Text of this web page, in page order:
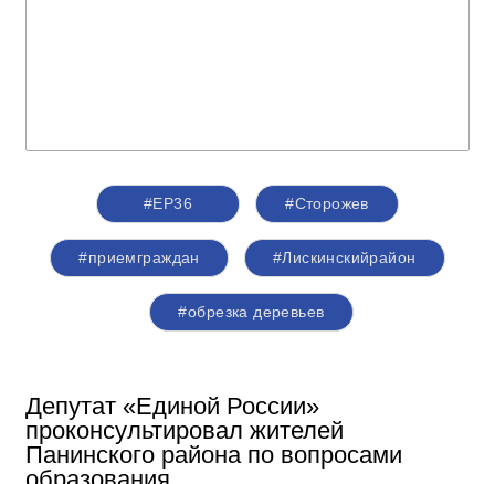
#ЕР36 #Сторожев
#приемграждан #Лискинскийрайон
#обрезка деревьев
Депутат «Единой России»
проконсультировал жителей
Панинского района по вопросами